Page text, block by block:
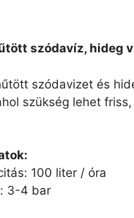
szódavíz, hideg
szódavizet és
szükség lehet
100 liter / óra
3-4 bar